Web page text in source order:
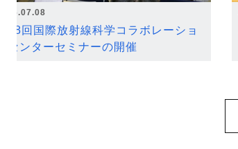
2026.07.08
第18回国際放射線科学コラボレーショ
ンセンターセミナーの開催